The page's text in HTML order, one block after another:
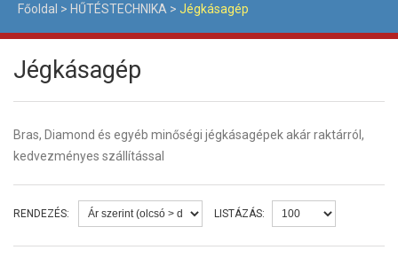
Főoldal > HŰTÉSTECHNIKA > Jégkásagép
Jégkásagép
Bras, Diamond és egyéb minőségi jégkásagépek akár raktárról,
kedvezményes szállítással
RENDEZÉS: LISTÁZÁS: